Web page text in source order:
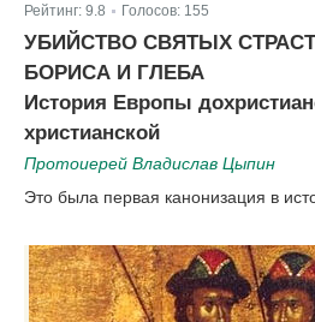
Рейтинг: 9.8 Голосов: 155
УБИЙСТВО СВЯТЫХ
БОРИСА И ГЛЕБА
История Европы
христианской
Протоиерей Владислав Цыпин
Это была первая канонизация в